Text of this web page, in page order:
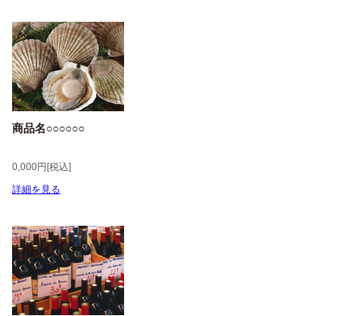
商品名○○○○○○
0,000円[税込]
詳細を見る